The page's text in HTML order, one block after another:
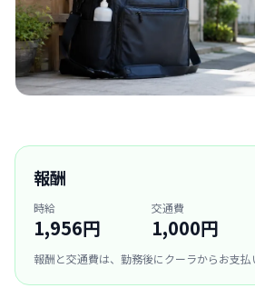
報酬
時給
1,956円
交通費
1,000円
報酬と交通費は、勤務後にクーラからお支払